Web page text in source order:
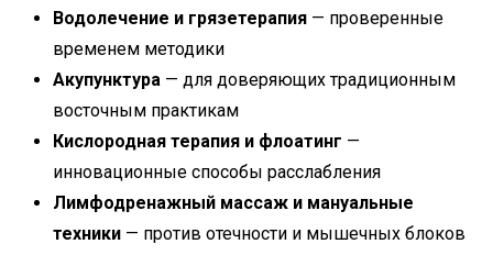
Водолечение и грязетерапия — проверенные
временем методики
Акупунктура — для доверяющих традиционным
восточным практикам
Кислородная терапия и флоатинг —
инновационные способы расслабления
Лимфодренажный массаж и мануальные
техники — против отечности и мышечных блоков